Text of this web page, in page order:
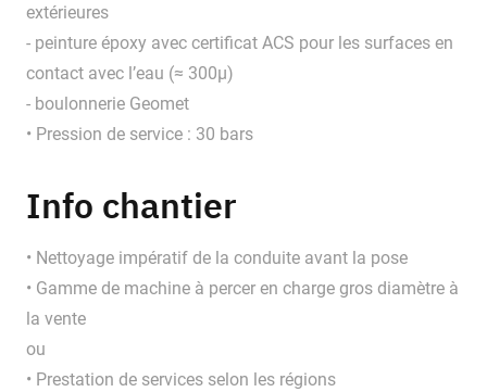
extérieures
- peinture époxy avec certificat ACS pour les surfaces en
contact avec l’eau (≈ 300μ)
- boulonnerie Geomet
• Pression de service : 30 bars
Info chantier
• Nettoyage impératif de la conduite avant la pose
• Gamme de machine à percer en charge gros diamètre à
la vente
ou
• Prestation de services selon les régions